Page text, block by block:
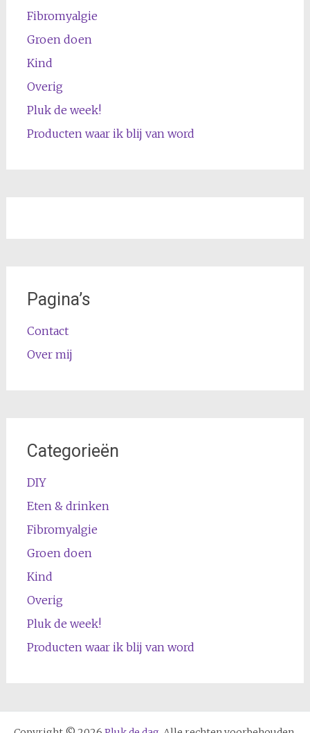
Fibromyalgie
Groen doen
Kind
Overig
Pluk de week!
Producten waar ik blij van word
Pagina’s
Contact
Over mij
Categorieën
DIY
Eten & drinken
Fibromyalgie
Groen doen
Kind
Overig
Pluk de week!
Producten waar ik blij van word